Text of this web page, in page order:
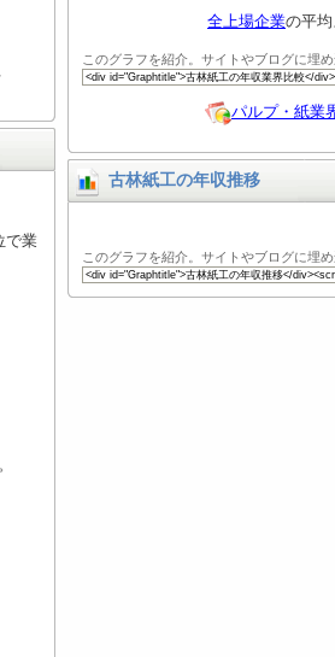
で業
。
全上場企業の平
このグラフを紹介。サイトやブログに埋
パルプ・紙業
古林紙工の年収推移
このグラフを紹介。サイトやブログに埋